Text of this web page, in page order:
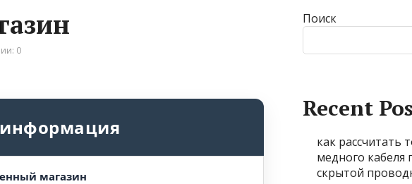
0
магазин
Поиск
Recent
как рассчитать
медного
скрытой